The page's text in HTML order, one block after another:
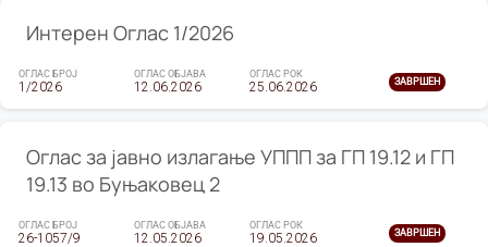
Интерен Оглас 1/2026
ОГЛАС БРОЈ
1/2026
ОГЛАС ОБЈАВА
12.06.2026
ОГЛАС РОК
25.06.2026 ЗАВРШЕН
Оглас за јавно излагање УППП за ГП 19.12 и ГП
19.13 во Буњаковец 2
ОГЛАС БРОЈ
26-1057/9
ОГЛАС ОБЈАВА
12.05.2026
ОГЛАС РОК
19.05.2026 ЗАВРШЕН